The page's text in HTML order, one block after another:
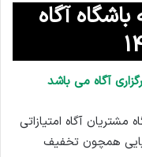
آگاه
آگاه می باشد
آگاه امتیازاتی
همچون تخفیف